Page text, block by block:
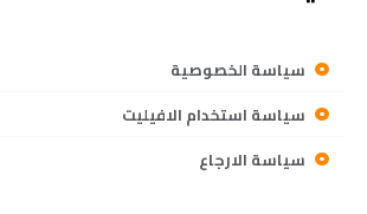
سياسة الخصوصية
سياسة استخدام الافيليت
سياسة الارجاع